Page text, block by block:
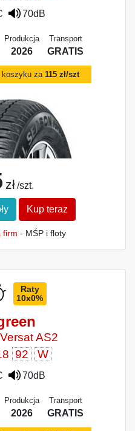
70dB
Produkcja
2026
Transport
GRATIS
koszyku za 115 zł/szt
zł /szt.
Kup teraz
firm - MŚP i floty
Raty
10x0%
AS2
92 W
70dB
Produkcja
2026
Transport
GRATIS